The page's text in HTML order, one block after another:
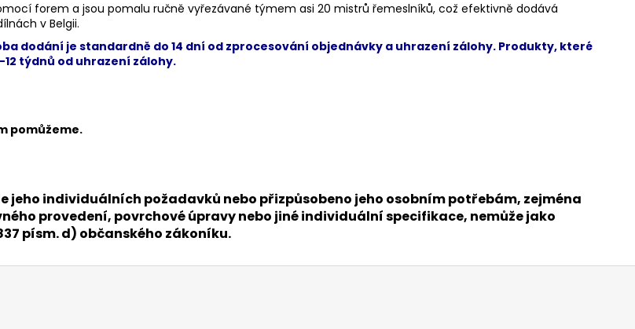
forem a jsou pomalu ručně vyřezávané týmem asi 20 mistrů řemeslníků, což efektivně dodává
v Belgii.
dodání je standardně do 14 dní od zprocesování objednávky a uhrazení zálohy. Produkty, které
týdnů od uhrazení zálohy.
pomůžeme.
jeho individuálních požadavků nebo přizpůsobeno jeho osobním potřebám, zejména
provedení, povrchové úpravy nebo jiné individuální specifikace, nemůže jako
písm. d) občanského zákoníku.